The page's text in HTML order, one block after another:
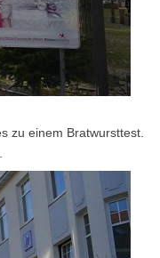
zu einem Bratwursttest.